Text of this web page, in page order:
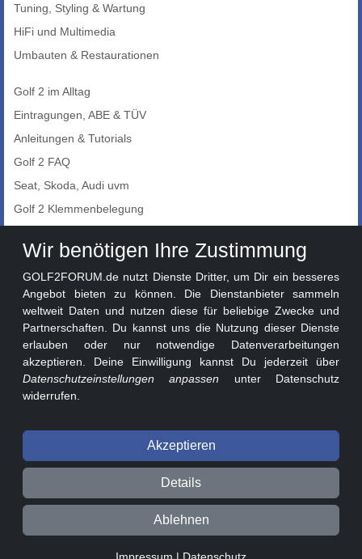
Tuning, Styling & Wartung
HiFi und Multimedia
Umbauten & Restaurationen
Golf 2 im Alltag
Eintragungen, ABE & TÜV
Anleitungen & Tutorials
Golf 2 FAQ
Seat, Skoda, Audi uvm
Golf 2 Klemmenbelegung
Auto-Showroom
Golf 2 Lackcodes
Sonderversionen
Sonstige Marken
© 2026 GOLF2FORUM - Volkswagen Golf II Forum seit 2010 ❤️
Beitragsregeln Datenschutz Impressum
0.02s v3.1.1-9883bac
Wir benötigen Ihre Zustimmung
GOLF2FORUM.de nutzt Dienste Dritter, um Dir ein besseres
Angebot bieten zu können. Die Dienstanbieter sammeln
weltweit Daten und nutzen diese für beliebige Zwecke und
Partnerschaften. Du kannst uns die Nutzung dieser Dienste
erlauben oder nur notwendige Datenverarbeitungen
akzeptieren. Deine Einwilligung kannst Du jederzeit über
Datenschutzeinstellungen anpassen unter Datenschutz
widerrufen.
Akzeptieren
Details
Ablehnen